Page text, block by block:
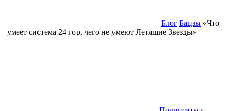
Блог Бацзы «Что
умеет система 24 гор, чего не умеют Летящие Звезды»